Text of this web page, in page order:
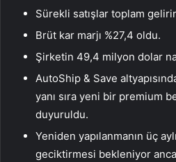
Sürekli satışlar toplam
Brüt kar marjı %27,4 oldu.
Şirketin 49,4 milyon dolar
AutoShip & Save
yanı sıra yeni bir premium
duyuruldu.
Yeniden yapılanmanın üç
geciktirmesi bekleniyor